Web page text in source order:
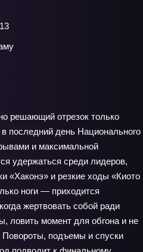
решающий отрезок только
последний день Национального
и максимальной
удержаться среди лидеров,
«Хаконэ» и резкие ходы «Киото
ноги — приходится
жертвовать собой ради
ловить момент для обгона и не
Повороты, подъемы и спуски